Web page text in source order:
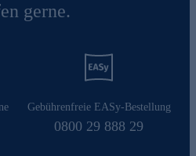
gerne.
Gebührenfreie EASy-Bestellung
0800 29 888 29